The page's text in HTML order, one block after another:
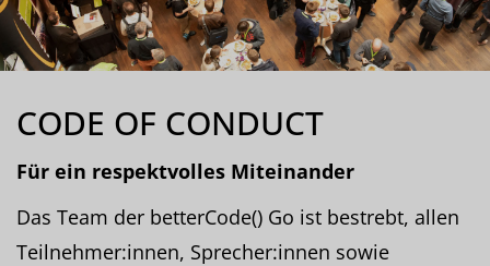
CODE OF CONDUCT
Für ein respektvolles Miteinander
Das Team der betterCode() Go ist bestrebt, allen
Teilnehmer:innen, Sprecher:innen sowie